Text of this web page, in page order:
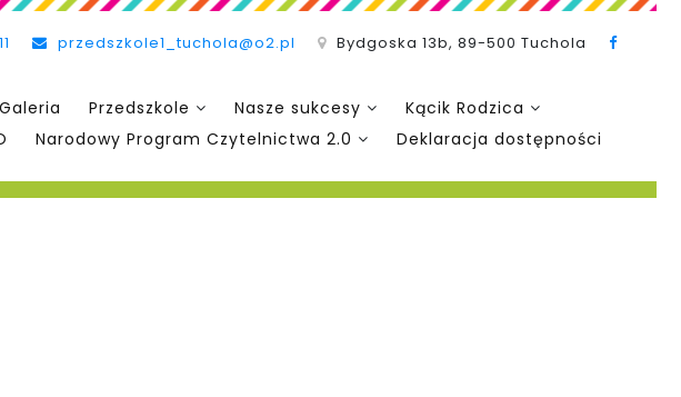
przedszkole1_tuchola@o2.pl Bydgoska 13b, 89-500 Tuchola
Galeria Przedszkole Nasze sukcesy
Kącik Rodzica
Narodowy Program Czytelnictwa 2.0 Deklaracja dostępności